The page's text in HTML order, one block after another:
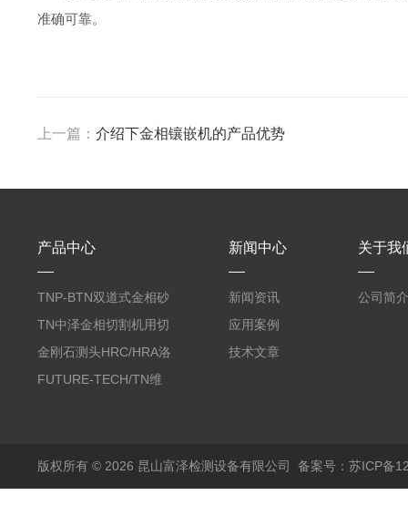
准确可靠。
上一篇： 介绍下金相镶嵌机的产品优势
产品中心
TNP-BTN双道式金相砂
带机/金相研磨机
TN中泽金相切割机用切
削油/金相冷却液
金刚石测头HRC/HRA洛
氏硬度计专用
FUTURE-TECH/TN维
新闻中心
新闻资讯
应用案例
技术文章
关于我
公司简介
版权所有 © 2026 昆山富泽检测设备有限公司 备案号：苏ICP备